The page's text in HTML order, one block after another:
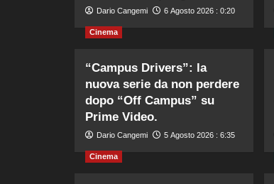
Dario Cangemi 6 Agosto 2026 : 0:20
Cinema
“Campus Drivers”: la
nuova serie da non perdere
dopo “Off Campus” su
Prime Video.
Dario Cangemi 5 Agosto 2026 : 6:35
Cinema